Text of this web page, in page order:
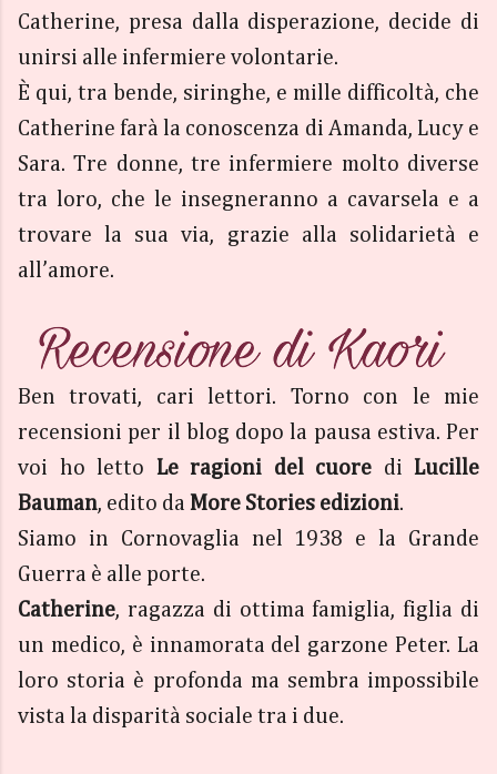
Catherine, presa dalla disperazione, decide di
unirsi alle infermiere volontarie.
È qui, tra bende, siringhe, e mille difficoltà, che
Catherine farà la conoscenza di Amanda, Lucy e
Sara. Tre donne, tre infermiere molto diverse
tra loro, che le insegneranno a cavarsela e a
trovare la sua via, grazie alla solidarietà e
all’amore.
Ben trovati, cari lettori. Torno con le mie
recensioni per il blog dopo la pausa estiva. Per
voi ho letto Le ragioni del cuore di Lucille
Bauman, edito da More Stories edizioni.
Siamo in Cornovaglia nel 1938 e la Grande
Guerra è alle porte.
Catherine, ragazza di ottima famiglia, figlia di
un medico, è innamorata del garzone Peter. La
loro storia è profonda ma sembra impossibile
vista la disparità sociale tra i due.